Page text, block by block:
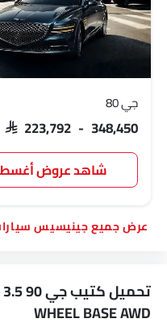
جي 80
SAR 223,792 - 348,450
شاهد عروض
جينيسيس
WHEEL BASE AWD